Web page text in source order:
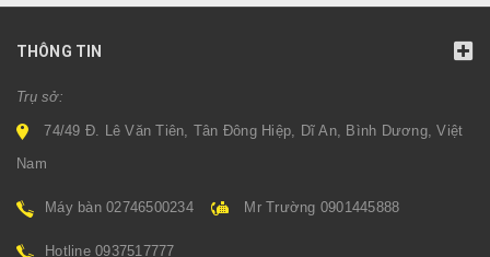
THÔNG TIN
Trụ sở:
74/49 Đ. Lê Văn Tiên, Tân Đông Hiệp, Dĩ An, Bình Dương, Việt
Nam
Máy bàn 02746500234 Mr Trường 0901445888
Hotline 0937517777